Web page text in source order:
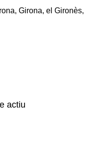
Girona, el Gironès,
actiu